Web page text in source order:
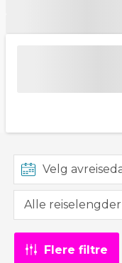
Flere filtre